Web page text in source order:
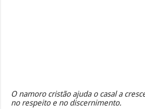
O namoro cristão ajuda o casal a
no respeito e no discernimento.